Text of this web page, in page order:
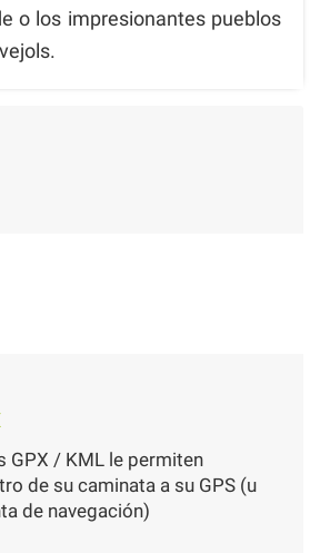
o los impresionantes pueblos
GPX / KML le permiten
de su caminata a su GPS (u
de navegación)